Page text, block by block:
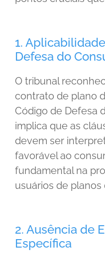
1.
Defesa do
O tribunal
contrato de plano
Código de Defesa
implica que as
devem ser
favorável ao
fundamental na
usuários de planos
2. Ausência de
Específica